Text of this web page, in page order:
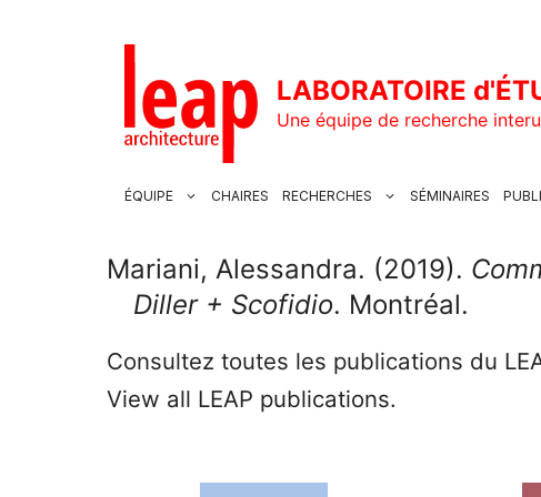
LABORATOIRE
Une équipe de recherche
ÉQUIPE CHAIRES RECHERCHES SÉMINAIRES
Mariani, Alessandra. (2019).
Diller + Scofidio. Montréal.
Consultez toutes les publications du
View all LEAP publications.